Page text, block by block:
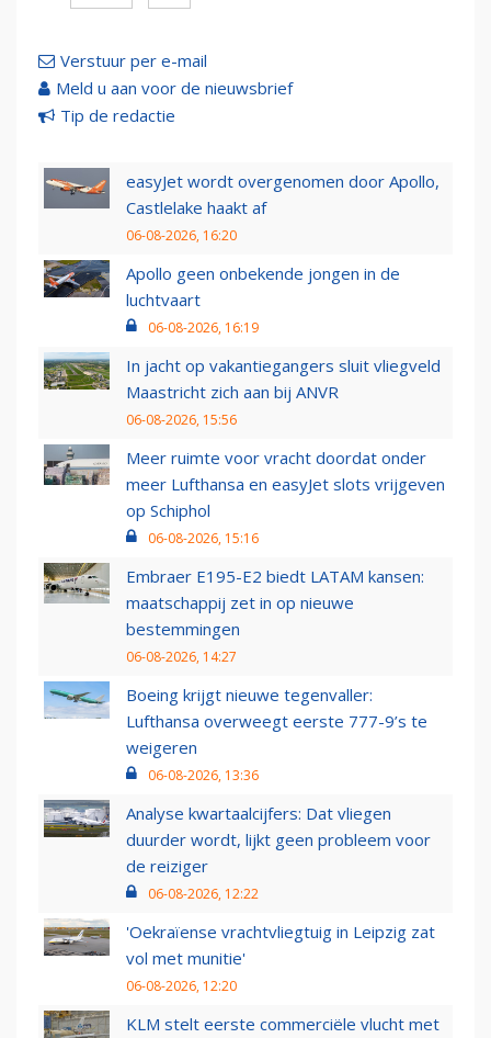
Verstuur per e-mail
Meld u aan voor de nieuwsbrief
Tip de redactie
easyJet wordt overgenomen door Apollo,
Castlelake haakt af
06-08-2026, 16:20
Apollo geen onbekende jongen in de
luchtvaart
06-08-2026, 16:19
In jacht op vakantiegangers sluit vliegveld
Maastricht zich aan bij ANVR
06-08-2026, 15:56
Meer ruimte voor vracht doordat onder
meer Lufthansa en easyJet slots vrijgeven
op Schiphol
06-08-2026, 15:16
Embraer E195-E2 biedt LATAM kansen:
maatschappij zet in op nieuwe
bestemmingen
06-08-2026, 14:27
Boeing krijgt nieuwe tegenvaller:
Lufthansa overweegt eerste 777-9’s te
weigeren
06-08-2026, 13:36
Analyse kwartaalcijfers: Dat vliegen
duurder wordt, lijkt geen probleem voor
de reiziger
06-08-2026, 12:22
'Oekraïense vrachtvliegtuig in Leipzig zat
vol met munitie'
06-08-2026, 12:20
KLM stelt eerste commerciële vlucht met